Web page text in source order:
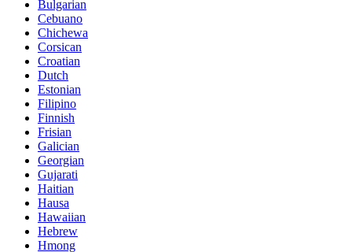
Bulgarian
Cebuano
Chichewa
Corsican
Croatian
Dutch
Estonian
Filipino
Finnish
Frisian
Galician
Georgian
Gujarati
Haitian
Hausa
Hawaiian
Hebrew
Hmong